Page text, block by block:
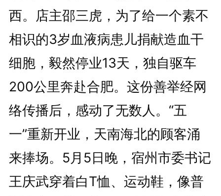
西。店主邵三虎，为了给一个素不
相识的3岁血液病患儿捐献造血干
细胞，毅然停业13天，独自驱车
200公里奔赴合肥。这份善举经网
络传播后，感动了无数人。“五
一”重新开业，天南海北的顾客涌
来捧场。5月5日晚，宿州市委书记
王庆武穿着白T恤、运动鞋，像普